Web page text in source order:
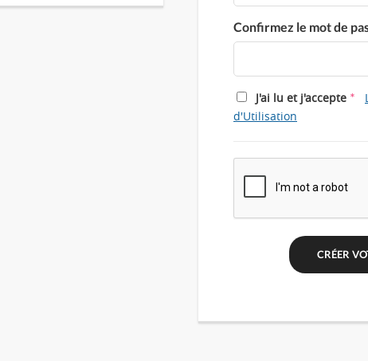
Confirmez le mot de
J'ai lu et j'accepte *
d'Utilisation